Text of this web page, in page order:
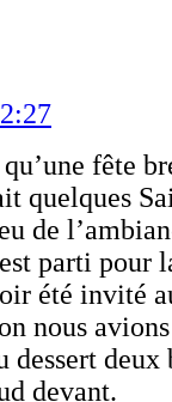
fête
quelques
de
parti pour
été invité
nous
deux
devant.